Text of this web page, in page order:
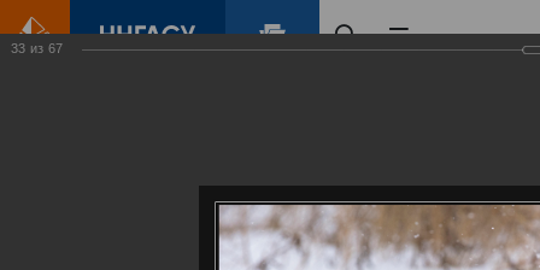
Фотогалерея
33 из 67